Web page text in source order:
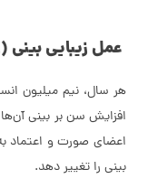
عمل زیبایی بینی
هر سال، نیم میلیون
افزایش سن بر بینی
اعضای صورت و اعتماد
بینی را تغییر دهد.